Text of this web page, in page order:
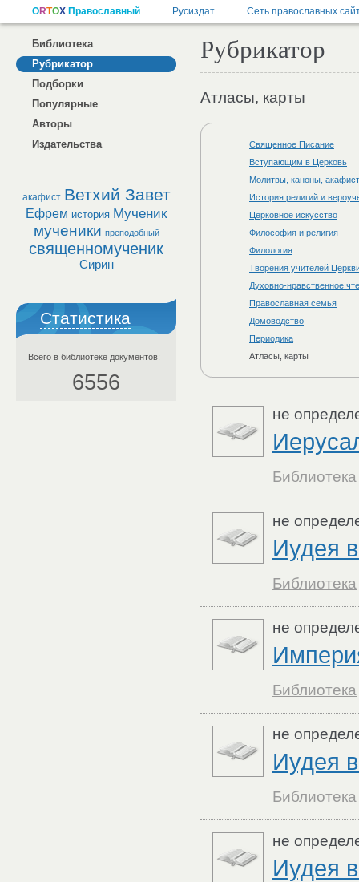
Библиотека
Рубрикатор
Подборки
Популярные
Авторы
Издательства
акафист Ветхий Завет
Ефрем история Мученик
мученики преподобный
священномученик
Сирин
Статистика
Всего в библиотеке документов:
6556
Рубрикатор
Атласы, карты
Священное Писание
Вступающим в Церковь
Молитвы, каноны,
История религий и
Церковное искусство
Философия и религия
Филология
Творения учителей
Духовно-нравственное
Православная семья
Домоводство
Периодика
Атласы, карты
не
Библиотека
не
Иудея
Библиотека
не
Библиотека
не
Иудея
Библиотека
не
Иудея